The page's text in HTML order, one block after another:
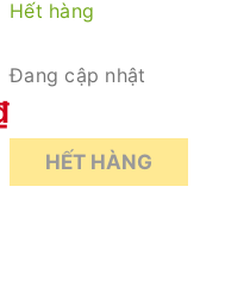
Hết hàng
Đang cập nhật
HẾT HÀNG